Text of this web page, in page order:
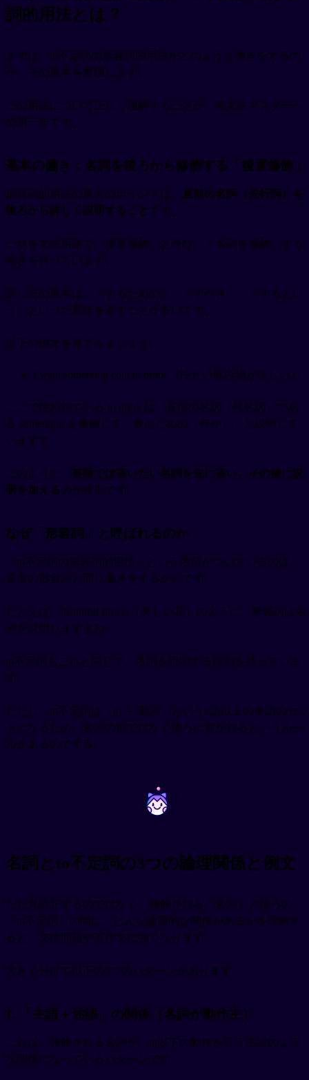
詞的用法とは？
まずは、to不定詞の形容詞的用法がどのような働きをするの
か、その基本を整理します。
この用法について正しく理解することが、英文法マスターへ
の第一歩です。
基本の働き：名詞を後ろから修飾する「後置修飾」
形容詞的用法の最大のポイントは、 直前の名詞（先行詞）を
後ろから詳しく説明すること です。
これを文法用語で「後置修飾」と呼び、「名詞を修飾」する
働きを持っています。
訳し方の基本は「～するための」「～すべき」「～するとい
う」といった意味を表すことが多いです。
以下の例文を見てみましょう。
I want something cold to drink.（冷たい飲み物がほしい）
ここで使われている to drink は、直前の名詞（代名詞）であ
る something を修飾して「飲むための（何か）」と説明して
います🥤
このように、 英語では言いたい名詞を先に言い、その後に説
明を加えるのが鉄則です。
なぜ「形容詞」と呼ばれるのか
「to不定詞の形容詞的用法」という名前がついているのは、
通常の形容詞と同じ働きをするからです。
たとえば、beautiful flower（美しい花）のように、形容詞は名
詞を説明しますよね。
to不定詞もこれと同じで、名詞を説明する役割を持っていま
す。
ただし、to不定詞は「to ＋ 動詞」という2語以上の単語のセッ
トになるため、名詞の前ではなく後ろに置かれるというルー
ルがあるのです📝
~ ~
名詞とto不定詞の3つの論理関係と例文
ただ丸暗記するのではなく、修飾される「名詞」と後ろの
「to不定詞」の間に、どんな論理的な関係があるかを理解す
ると、文法問題や英作文に強くなります。
大きく分けて以下の3つのパターンがあります。
1. 「主語＋述語」の関係（名詞が動作主）
これは、修飾される名詞が、to以下の動作を行う主語のよう
な関係になっているパターンです。